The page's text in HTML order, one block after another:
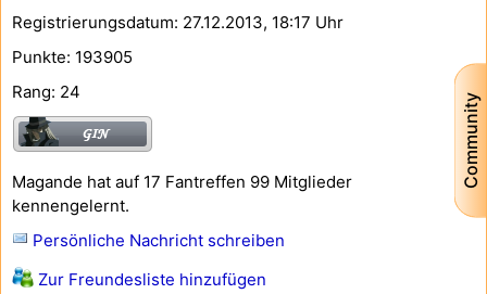
Community
Registrierungsdatum: 27.12.2013, 18:17 Uhr
Punkte: 193905
Rang: 24
Magande hat auf 17 Fantreffen 99 Mitglieder
kennengelernt.
Persönliche Nachricht schreiben
Zur Freundesliste hinzufügen